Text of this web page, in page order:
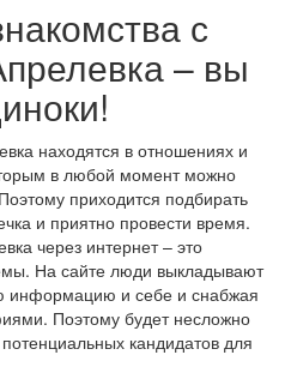
с
– вы
находятся в отношениях и
в любой момент можно
приходится подбирать
и приятно провести время.
через интернет – это
На сайте люди выкладывают
информацию и себе и снабжая
Поэтому будет несложно
кандидатов для